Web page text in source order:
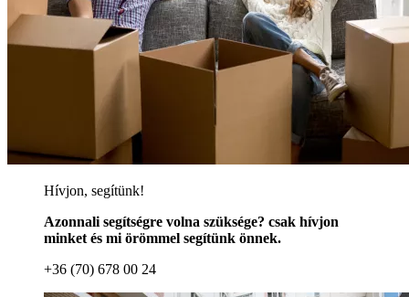
Hívjon, segítünk!
Azonnali segítségre volna szüksége? csak hívjon
minket és mi örömmel segítünk önnek.
+36 (70) 678 00 24